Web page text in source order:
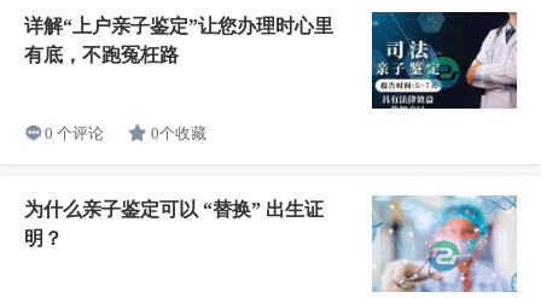
详解“上户亲子鉴定”让您办理时心里
有底，不跑冤枉路
0 个评论 0个收藏
为什么亲子鉴定可以 “替换” 出生证
明？